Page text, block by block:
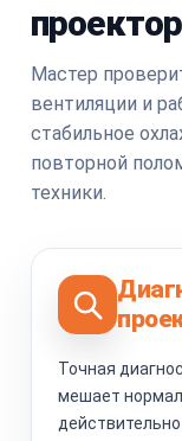
Мастер
вентиляции и
стабильное
повторной
техники.
Точная
мешает